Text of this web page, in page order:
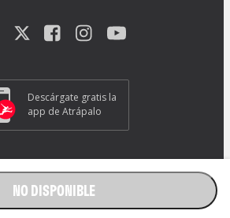
NO DISPONIBLE
Descárgate gratis la
app de Atrápalo